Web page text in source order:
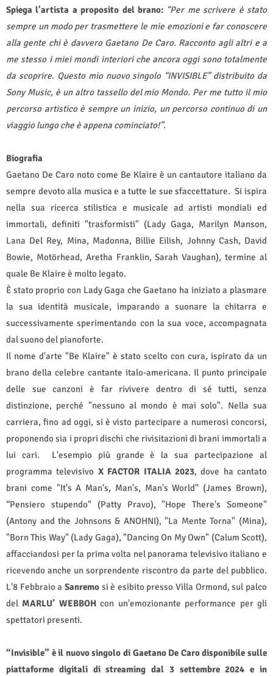
Spiega l'artista a proposito del brano: “Per me scrivere è stato
sempre un modo per trasmettere le mie emozioni e far conoscere
alla gente chi è davvero Gaetano De Caro. Racconto agli altri e a
me stesso i miei mondi interiori che ancora oggi sono totalmente
da scoprire. Questo mio nuovo singolo “INVISIBLE” distribuito da
Sony Music, è un altro tassello del mio Mondo. Per me tutto il mio
percorso artistico è sempre un inizio, un percorso continuo di un
viaggio lungo che è appena cominciato!”.
Biografia
Gaetano De Caro noto come Be Klaire è un cantautore italiano da
sempre devoto alla musica e a tutte le sue sfaccettature. Si ispira
nella sua ricerca stilistica e musicale ad artisti mondiali ed
immortali, definiti "trasformisti" (Lady Gaga, Marilyn Manson,
Lana Del Rey, Mina, Madonna, Billie Eilish, Johnny Cash, David
Bowie, Motörhead, Aretha Franklin, Sarah Vaughan), termine al
quale Be Klaire è molto legato.
È stato proprio con Lady Gaga che Gaetano ha iniziato a plasmare
la sua identità musicale, imparando a suonare la chitarra e
successivamente sperimentando con la sua voce, accompagnata
dal suono del pianoforte.
Il nome d'arte "Be Klaire" è stato scelto con cura, ispirato da un
brano della celebre cantante italo-americana. Il punto principale
delle sue canzoni è far rivivere dentro di sé tutti, senza
distinzione, perché "nessuno al mondo è mai solo". Nella sua
carriera, fino ad oggi, si è visto partecipare a numerosi concorsi,
proponendo sia i propri dischi che rivisitazioni di brani immortali a
lui cari.
L'esempio più grande è la sua partecipazione al
programma televisivo X FACTOR ITALIA 2023, dove ha cantato
brani come "It's A Man's, Man's, Man's World" (James Brown),
“Pensiero stupendo" (Patty Pravo), "Hope There's Someone"
(Antony and the Johnsons & ANOHNI), "La Mente Torna" (Mina),
"Born This Way" (Lady Gaga), "Dancing On My Own" (Calum Scott),
affacciandosi per la prima volta nel panorama televisivo italiano e
ricevendo anche un sorprendente riscontro da parte del pubblico.
L'8 Febbraio a Sanremosi è esibito presso Villa Ormond, sul palco
delMARLU’ WEBBOH con un'emozionante performance per gli
spettatori presenti.
“Invisible” è il nuovo singolo di Gaetano De Caro disponibile sulle
piattaforme digitali di streaming dal 3 settembre 2024 e in